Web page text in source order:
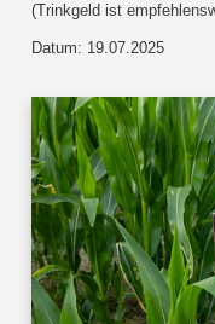
(Trinkgeld ist
Datum: 19.07.2025